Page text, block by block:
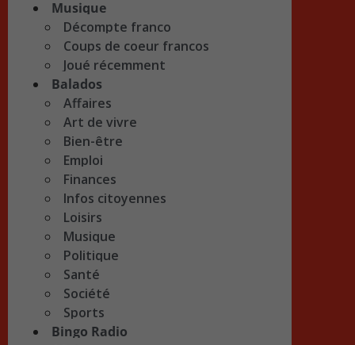
Musique
Décompte franco
Coups de coeur francos
Joué récemment
Balados
Affaires
Art de vivre
Bien-être
Emploi
Finances
Infos citoyennes
Loisirs
Musique
Politique
Santé
Société
Sports
Bingo Radio